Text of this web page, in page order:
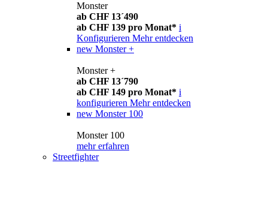
Monster
ab CHF 13´490
ab CHF 139 pro Monat* i
Konfigurieren Mehr entdecken
new Monster +
Monster +
ab CHF 13´790
ab CHF 149 pro Monat* i
konfigurieren Mehr entdecken
new Monster 100
Monster 100
mehr erfahren
Streetfighter